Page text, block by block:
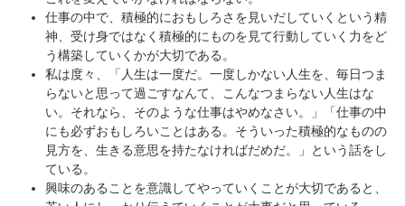
仕事の中で、積極的におもしろさを見いだしていくという精
神、受け身ではなく積極的にものを見て行動していく力をど
う構築していくかが大切である。
私は度々、「人生は一度だ。一度しかない人生を、毎日つま
らないと思って過ごすなんて、こんなつまらない人生はな
い。それなら、そのような仕事はやめなさい。」「仕事の中
にも必ずおもしろいことはある。そういった積極的なものの
見方を、生きる意思を持たなければだめだ。」という話をし
ている。
興味のあることを意識してやっていくことが大切であると、